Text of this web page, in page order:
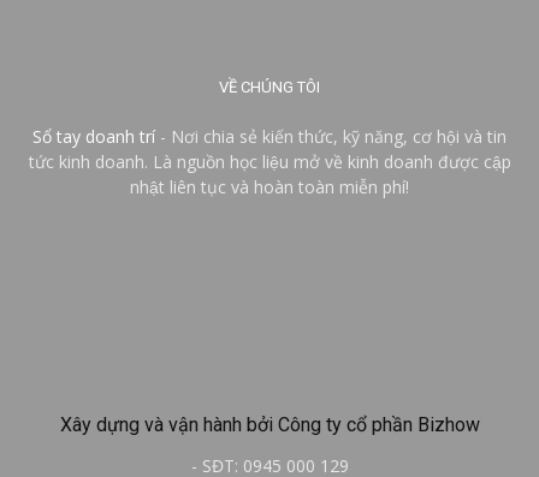
VỀ CHÚNG TÔI
Sổ tay doanh trí - Nơi chia sẻ kiến thức, kỹ năng, cơ hội và tin
tức kinh doanh. Là nguồn học liệu mở về kinh doanh được cập
nhật liên tục và hoàn toàn miễn phí!
Xây dựng và vận hành bởi Công ty cổ phần Bizhow
- SĐT: 0945 000 129